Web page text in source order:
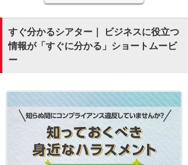
すぐ分かるシアター｜ ビジネスに役立つ
情報が「すぐに分かる」ショートムービ
ー